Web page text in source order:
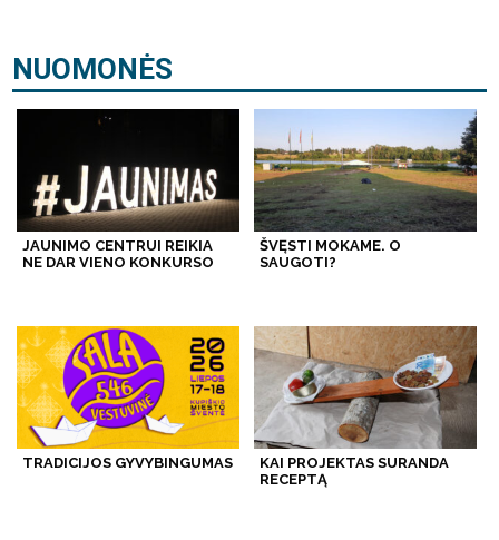
NUOMONĖS
JAUNIMO CENTRUI REIKIA
NE DAR VIENO KONKURSO
ŠVĘSTI MOKAME. O
SAUGOTI?
TRADICIJOS GYVYBINGUMAS
KAI PROJEKTAS SURANDA
RECEPTĄ